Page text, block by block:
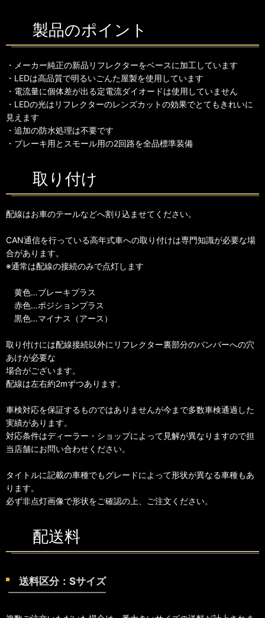
製品のポイント
・メーカー純正の新品リフレクターをベースに加工しています
・LEDは高品質で明るいごんた屋製を使用しています
・電流量に個体差が出る定電流ダイオードは使用していません
・LEDの光はリフレクターのレンズカットの効果でとてもきれいに
見えます
・追加の防水処理は不要です
・ブレーキ用とスモール用の2回路を全品標準装備
取り付け
配線はお車のテールなどへ割り込ませてください。
CAN通信を行っている高年式車への取り付けは専門知識が必要な場
合があります。
※通常は配線の接続のみで点灯します
黄色…ブレーキプラス
赤色…ポジションプラス
黒色…マイナス（アース）
取り付けには配線接続以外にリフレクター裏部分のバンパーへの穴
あけが必要な
場合がございます。
配線は左右約2mずつあります。
車検対応を保証するものではありませんが今まで多数車検通過した
実績があります。
対応条件はディーラー・ショップによって見解が異なりますので担
当店舗にお問い合わせください。
タイトルに記載の車種でもグレードによって形状が異なる車種もあ
ります。
必ず非点灯画像で形状をご確認の上、ご注文ください。
配送料
送料区分：Sサイズ